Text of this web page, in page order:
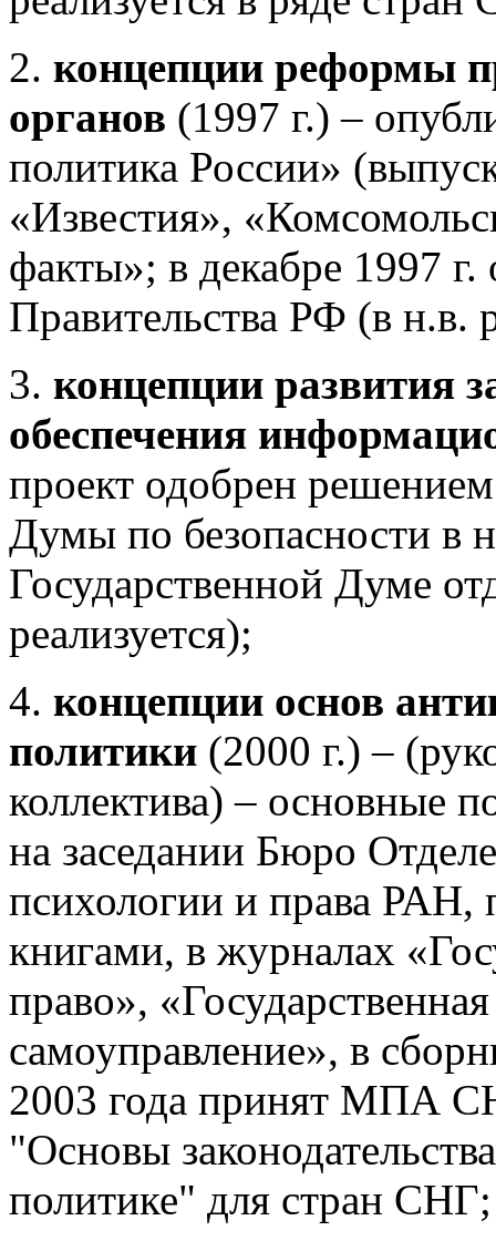
2. концепции реформы
органов (1997 г.) –
политика России»
«Известия»,
факты»; в декабре 1997 г.
Правительства РФ (в н.в.
3. концепции развития
обеспечения
проект одобрен
Думы по безопасности в
Государственной Думе
реализуется);
4. концепции основ
политики (2000 г.) –
коллектива) – основные
на заседании Бюро
психологии и права РАН,
книгами, в журналах
право»,
самоуправление», в
2003 года принят МПА
"Основы
политике" для стран СНГ;